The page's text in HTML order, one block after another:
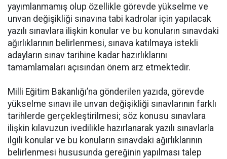
yayımlanmamış olup özellikle görevde yükselme ve
unvan değişikliği sınavına tabi kadrolar için yapılacak
yazılı sınavlara ilişkin konular ve bu konuların sınavdaki
ağırlıklarının belirlenmesi, sınava katılmaya istekli
adayların sınav tarihine kadar hazırlıklarını
tamamlamaları açısından önem arz etmektedir.
Milli Eğitim Bakanlığı’na gönderilen yazıda, görevde
yükselme sınavı ile unvan değişikliği sınavlarının farklı
tarihlerde gerçekleştirilmesi; söz konusu sınavlara
ilişkin kılavuzun ivedilikle hazırlanarak yazılı sınavlarla
ilgili konular ve bu konuların sınavdaki ağırlıklarının
belirlenmesi hususunda gereğinin yapılması talep